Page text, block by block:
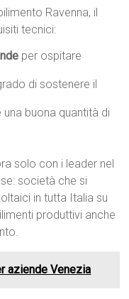
Ravenna, il
tecnici:
per ospitare
di sostenere il
una buona quantità di
solo con i leader nel
società che si
in tutta Italia su
produttivi anche
aziende Venezia